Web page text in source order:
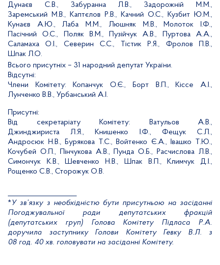
Дунаєв С.В., Забуранна Л.В., Задорожній М.М.,
Заремський М.В., Каптєлов Р.В., Качний О.С., Кузбит Ю.М.,
Кунаєв А.Ю., Лаба М.М., Люшняк М.В., Молоток І.Ф.,
Пасічний О.С., Поляк В.М., Пузійчук А.В., Пуртова А.А.,
Саламаха О.І., Северин С.С., Тістик Р.Я., Фролов П.В.,
Шпак Л.О.
Всього присутніх – 31 народний депутат України.
Відсутні:
Члени Комітету: Копанчук О.Є., Борт В.П., Кіссе А.І.,
Лунченко В.В., Урбанський А.І.
Присутні:
Від секретаріату Комітету:
Ватульов А.В.,
Джинджириста Л.Я., Книшенко І.Ф., Фещук С.Л.,
Андросюк Н.В., Бурякова Т.С., Войтенко Є.А., Івашко Т.Ю.,
Кочубей О.П., Пінчукова А.В., Пунда О.Б., Расчислова Л.В.,
Симончук К.В., Шевченко Н.В., Шпак В.П., Климчук Д.І.,
Рощенко С.В., Сторожук О.В.
*У зв’язку з необхідністю бути присутньою на засіданні
Погоджувальної ради депутатських фракцій
(депутатських груп) Голова Комітету Підласа
Р.А.
доручила заступнику Голови Комітету Гевку
В.Л. з
08 год. 40 хв. головувати на засіданні Комітету.